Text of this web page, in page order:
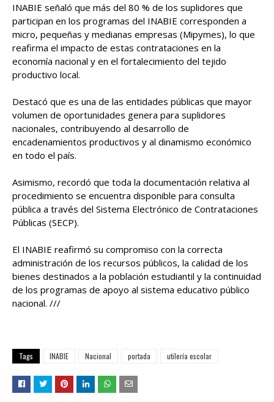
INABIE señaló que más del 80 % de los suplidores que
participan en los programas del INABIE corresponden a
micro, pequeñas y medianas empresas (Mipymes), lo que
reafirma el impacto de estas contrataciones en la
economía nacional y en el fortalecimiento del tejido
productivo local.
Destacó que es una de las entidades públicas que mayor
volumen de oportunidades genera para suplidores
nacionales, contribuyendo al desarrollo de
encadenamientos productivos y al dinamismo económico
en todo el país.
Asimismo, recordó que toda la documentación relativa al
procedimiento se encuentra disponible para consulta
pública a través del Sistema Electrónico de Contrataciones
Públicas (SECP).
El INABIE reafirmó su compromiso con la correcta
administración de los recursos públicos, la calidad de los
bienes destinados a la población estudiantil y la continuidad
de los programas de apoyo al sistema educativo público
nacional. ///
Tags INABIE Nacional portada utilería escolar